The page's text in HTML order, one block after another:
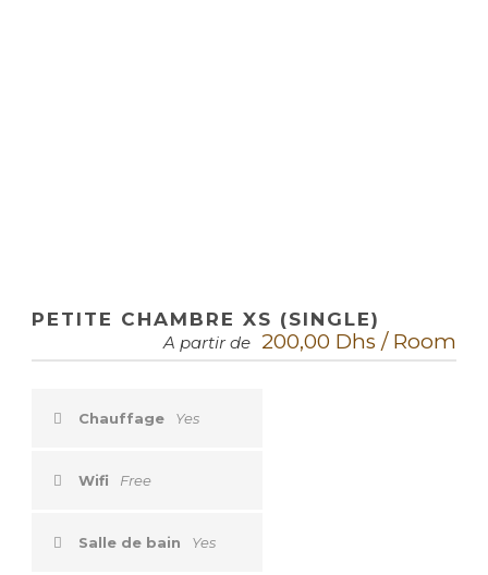
PETITE CHAMBRE XS (SINGLE)
A partir de 200,00 Dhs / Room
Chauffage Yes
Wifi Free
Salle de bain Yes